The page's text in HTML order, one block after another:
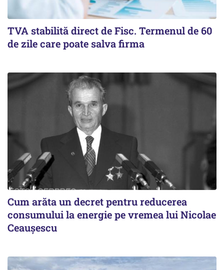
TVA stabilită direct de Fisc. Termenul de 60
de zile care poate salva firma
Cum arăta un decret pentru reducerea
consumului la energie pe vremea lui Nicolae
Ceaușescu